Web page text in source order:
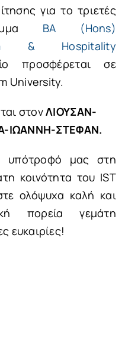
για το τριετές
BA (Hons)
& Hospitality
προσφέρεται σε
University.
στονΛΙΟΥΣΑΝ-
ΙΩΑΝΝΗ-ΣΤΕΦΑΝ.
υπότροφό μας στη
κοινότητα του IST
ολόψυχα καλή και
πορεία γεμάτη
ευκαιρίες!